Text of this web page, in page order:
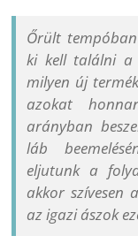
Őrült
ki kell találni a
milyen új
azokat
arányban
láb
eljutunk a
akkor szívesen
az igazi ászok